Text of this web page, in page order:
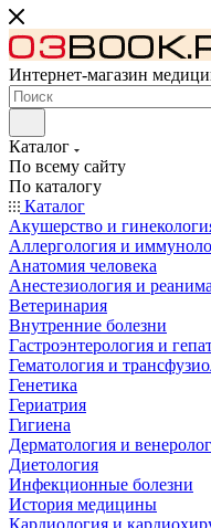
Интернет-магазин
Каталог
По всему сайту
По каталогу
Каталог
Акушерство и
Аллергология и
Анатомия человека
Анестезиология и
Ветеринария
Внутренние болезни
Гастроэнтерология и
Гематология и
Генетика
Гериатрия
Гигиена
Дерматология и
Диетология
Инфекционные болезни
История медицины
Кардиология и